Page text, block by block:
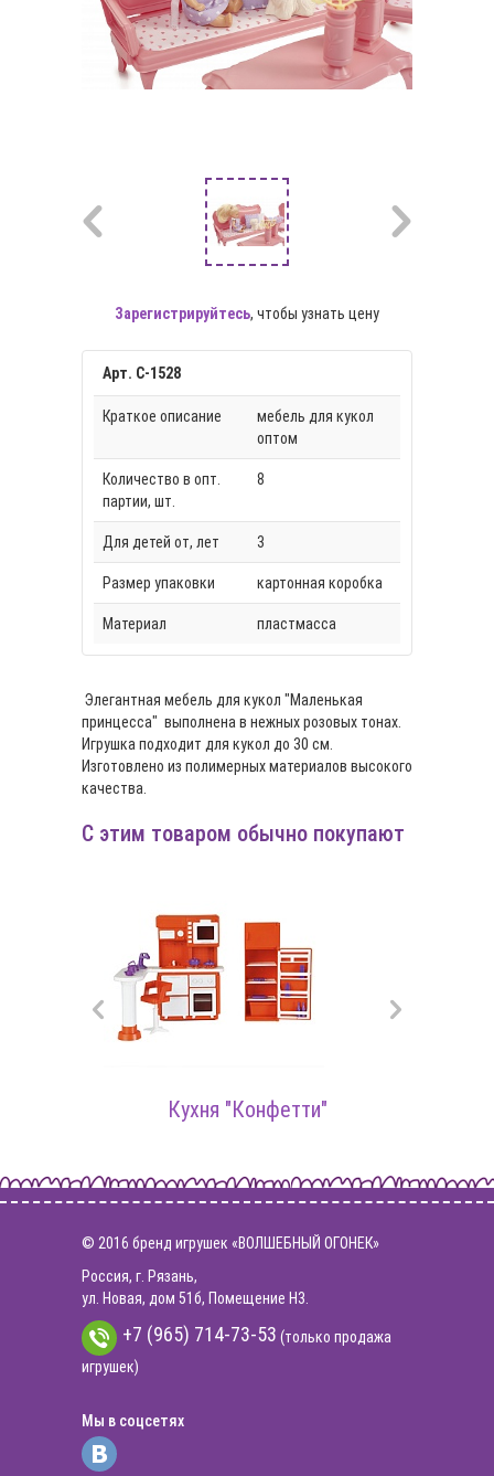
Зарегистрируйтесь, чтобы узнать цену
Арт. С-1528
Краткое описание
мебель для кукол
оптом
Количество в опт.
партии, шт.
8
Для детей от, лет 3
Размер упаковки картонная коробка
Материал пластмасса
Элегантная мебель для кукол "Маленькая
принцесса" выполнена в нежных розовых тонах.
Игрушка подходит для кукол до 30 см.
Изготовлено из полимерных материалов высокого
качества.
С этим товаром обычно покупают
Кухня "Конфетти"
© 2016 бренд игрушек «ВОЛШЕБНЫЙ ОГОНЕК»
Россия, г. Рязань,
ул. Новая, дом 51б, Помещение Н3.
+7 (965) 714-73-53 (только продажа
игрушек)
Мы в соцсетях